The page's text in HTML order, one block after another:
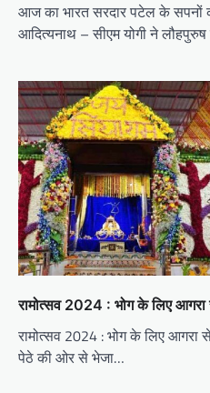
आज का भारत सरदार पटेल के सपनों
आदित्यनाथ – सीएम योगी ने
रामोत्सव 2024 : भोग के लिए
रामोत्सव 2024 : भोग के लिए
पेठे की ओर से भेजा…